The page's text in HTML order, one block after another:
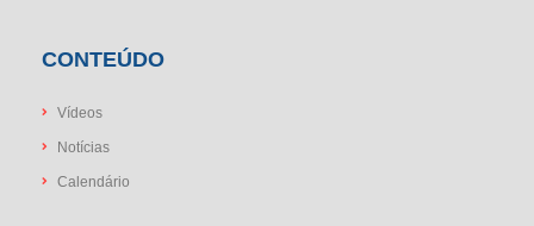
CONTEÚDO
Vídeos
Notícias
Calendário